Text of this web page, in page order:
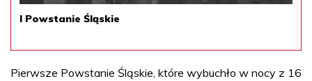
I Powstanie Śląskie
Pierwsze Powstanie Śląskie, które wybuchło w nocy z 16